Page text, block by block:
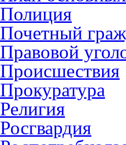
Полиция
Почетный
Правовой
Происшествия
Прокуратура
Религия
Росгвардия